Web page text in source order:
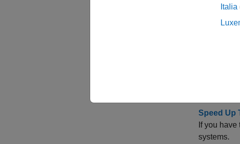
도움
조정 기
Speed Up
If you
systems.
Italia